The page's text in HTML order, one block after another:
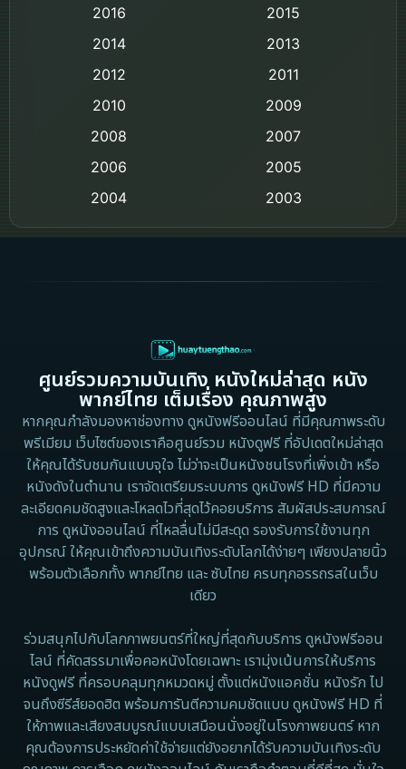
Detective สืบสวน
Disaster
Disney+
Documentary สารคดี
Documentary สารคดี
Drama ดราม่า
Drama ดราม่า
Dystopian
Emotional
Erotic
2016
2015
2014
2013
2012
2011
2010
2009
2008
2007
2006
2005
2004
2003
2002
2000
1983
1982
1971
1962
ศูนย์รวมความบันเทิง หนังใหม่ล่าสุด หนัง
พากย์ไทย เต็มเรื่อง คุณภาพสูง
หากคุณกำลังมองหาช่องทาง ดูหนังฟรีออนไลน์ ที่มีคุณภาพระดับ
พรีเมียม เว็บไซต์ของเราคือศูนย์รวม หนังดูฟรี ที่อัปเดตใหม่ล่าสุด
ให้คุณได้รับชมกันแบบจุใจ ไม่ว่าจะเป็นหนังชนโรงที่เพิ่งเข้า หรือ
หนังดังในตำนาน เราจัดเตรียมระบบการ ดูหนังฟรี HD ที่มีความ
ละเอียดคมชัดสูงและโหลดไวที่สุดไว้คอยบริการ สัมผัสประสบการณ์
การ ดูหนังออนไลน์ ที่ไหลลื่นไม่มีสะดุด รองรับการใช้งานทุก
อุปกรณ์ ให้คุณเข้าถึงความบันเทิงระดับโลกได้ง่ายๆ เพียงปลายนิ้ว
พร้อมตัวเลือกทั้ง พากย์ไทย และ ซับไทย ครบทุกอรรถรสในเว็บ
เดียว
ร่วมสนุกไปกับโลกภาพยนตร์ที่ใหญ่ที่สุดกับบริการ ดูหนังฟรีออน
ไลน์ ที่คัดสรรมาเพื่อคอหนังโดยเฉพาะ เรามุ่งเน้นการให้บริการ
หนังดูฟรี ที่ครอบคลุมทุกหมวดหมู่ ตั้งแต่หนังแอคชั่น หนังรัก ไป
จนถึงซีรีส์ยอดฮิต พร้อมการันตีความคมชัดแบบ ดูหนังฟรี HD ที่
ให้ภาพและเสียงสมบูรณ์แบบเสมือนนั่งอยู่ในโรงภาพยนตร์ หาก
คุณต้องการประหยัดค่าใช้จ่ายแต่ยังอยากได้รับความบันเทิงระดับ